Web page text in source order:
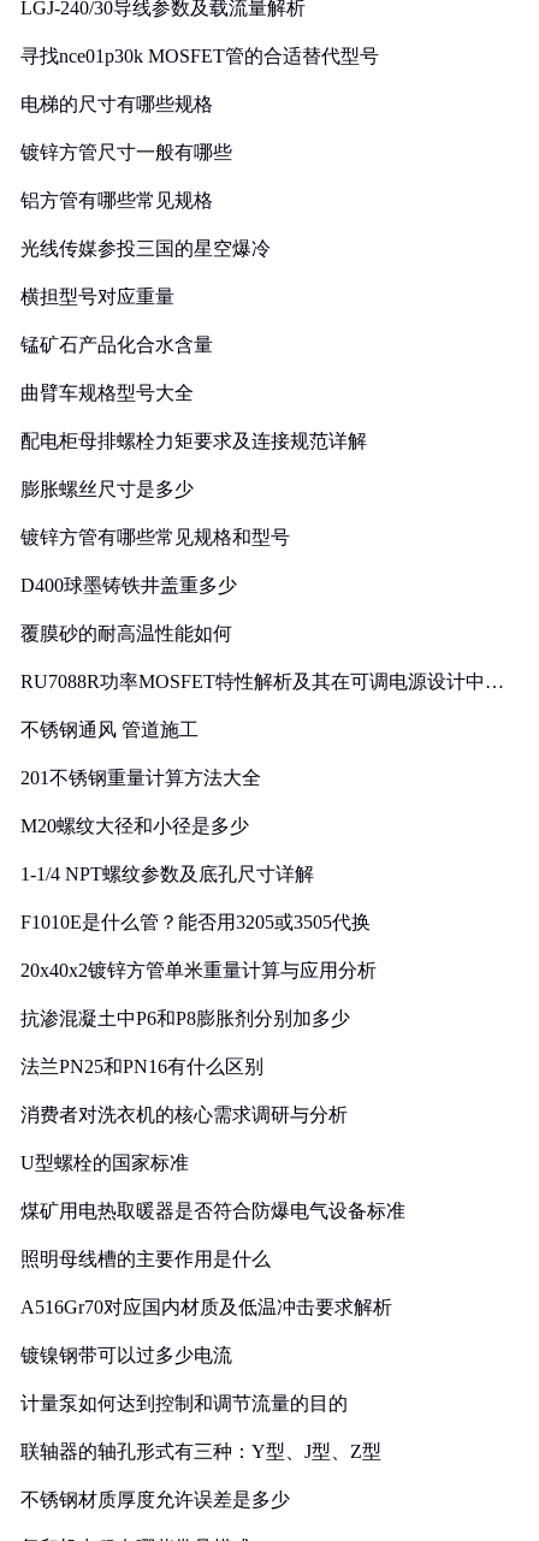
LGJ-240/30导线参数及载流量解析
寻找nce01p30k MOSFET管的合适替代型号
电梯的尺寸有哪些规格
镀锌方管尺寸一般有哪些
铝方管有哪些常见规格
光线传媒参投三国的星空爆冷
横担型号对应重量
锰矿石产品化合水含量
曲臂车规格型号大全
配电柜母排螺栓力矩要求及连接规范详解
膨胀螺丝尺寸是多少
镀锌方管有哪些常见规格和型号
D400球墨铸铁井盖重多少
覆膜砂的耐高温性能如何
RU7088R功率MOSFET特性解析及其在可调电源设计中的
不锈钢通风 管道施工
201不锈钢重量计算方法大全
M20螺纹大径和小径是多少
1-1/4 NPT螺纹参数及底孔尺寸详解
F1010E是什么管？能否用3205或3505代换
20x40x2镀锌方管单米重量计算与应用分析
抗渗混凝土中P6和P8膨胀剂分别加多少
法兰PN25和PN16有什么区别
消费者对洗衣机的核心需求调研与分析
U型螺栓的国家标准
煤矿用电热取暖器是否符合防爆电气设备标准
照明母线槽的主要作用是什么
A516Gr70对应国内材质及低温冲击要求解析
镀镍钢带可以过多少电流
计量泵如何达到控制和调节流量的目的
联轴器的轴孔形式有三种：Y型、J型、Z型
不锈钢材质厚度允许误差是多少